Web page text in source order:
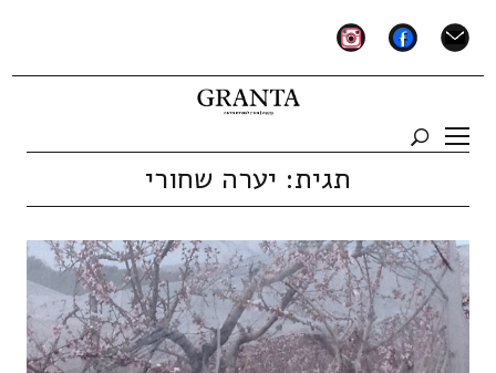
mail
facebook
instagram
תגית: יערה שחורי